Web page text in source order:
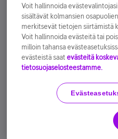
Tilaa nyt
Käyttöehdot
Voit hallinnoida
sisältävät kolmansien
merkitsevät tietojen siirtämistä
Voit hallinnoida evästeitä tai
milloin tahansa
evästeistä saat evästeitä
tietosuojaselosteestamme.